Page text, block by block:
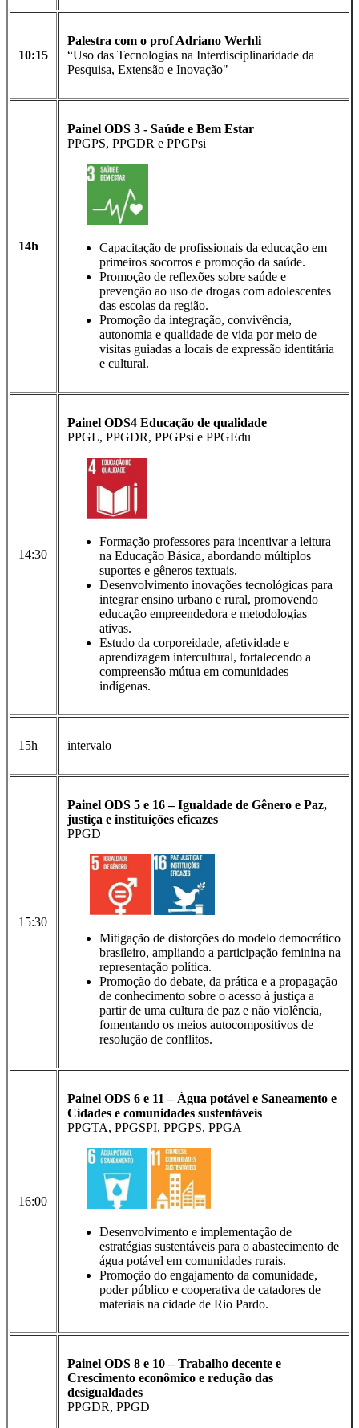
10:15
Palestra com o prof Adriano Werhli
“Uso das Tecnologias na Interdisciplinaridade da
Pesquisa, Extensão e Inovação"
14h
Painel ODS 3 - Saúde e Bem Estar
PPGPS, PPGDR e PPGPsi
Capacitação de profissionais da educação em
primeiros socorros e promoção da saúde.
Promoção de reflexões sobre saúde e
prevenção ao uso de drogas com adolescentes
das escolas da região.
Promoção da integração, convivência,
autonomia e qualidade de vida por meio de
visitas guiadas a locais de expressão identitária
e cultural.
14:30
Painel ODS4 Educação de qualidade
PPGL, PPGDR, PPGPsi e PPGEdu
Formação professores para incentivar a leitura
na Educação Básica, abordando múltiplos
suportes e gêneros textuais.
Desenvolvimento inovações tecnológicas para
integrar ensino urbano e rural, promovendo
educação empreendedora e metodologias
ativas.
Estudo da corporeidade, afetividade e
aprendizagem intercultural, fortalecendo a
compreensão mútua em comunidades
indígenas.
15h intervalo
15:30
Painel ODS 5 e 16 – Igualdade de Gênero e Paz,
justiça e instituições eficazes
PPGD
Mitigação de distorções do modelo democrático
brasileiro, ampliando a participação feminina na
representação política.
Promoção do debate, da prática e a propagação
de conhecimento sobre o acesso à justiça a
partir de uma cultura de paz e não violência,
fomentando os meios autocompositivos de
resolução de conflitos.
16:00
Painel ODS 6 e 11 – Água potável e Saneamento e
Cidades e comunidades sustentáveis
PPGTA, PPGSPI, PPGPS, PPGA
Desenvolvimento e implementação de
estratégias sustentáveis para o abastecimento de
água potável em comunidades rurais.
Promoção do engajamento da comunidade,
poder público e cooperativa de catadores de
materiais na cidade de Rio Pardo.
Painel ODS 8 e 10 – Trabalho decente e
Crescimento econômico e redução das
desigualdades
PPGDR, PPGD